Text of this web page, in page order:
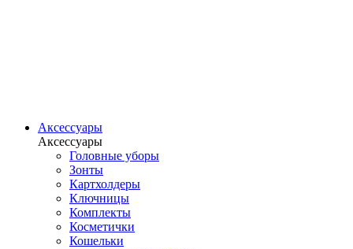
Аксессуары
Аксессуары
Головные уборы
Зонты
Картхолдеры
Ключницы
Комплекты
Косметички
Кошельки